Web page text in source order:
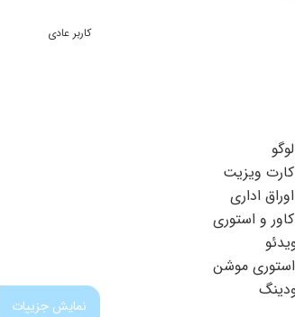
کاربر عادی
ویزیت
اداری
و استوری
موشن
نمایش جزییات